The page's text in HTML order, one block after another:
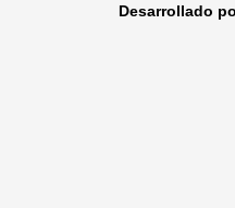
Desarrollado